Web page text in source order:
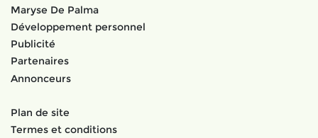
Maryse De Palma
Développement personnel
Publicité
Partenaires
Annonceurs
Plan de site
Termes et conditions